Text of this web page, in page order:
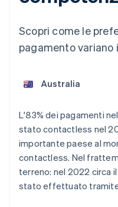
Scopri come le
pagamento variano
L'83% dei pagamenti
stato contactless nel
importante paese al
contactless. Nel
terreno: nel 2022 circa
stato effettuato
Australia
English
Austria
DeutschEnglish
Belgio
Brasile